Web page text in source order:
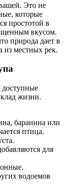
Это не
которые
простотой в
вкусом.
природа дает в
из местных рек.
доступные
жизни.
баранина или
птица.
для
водоемов